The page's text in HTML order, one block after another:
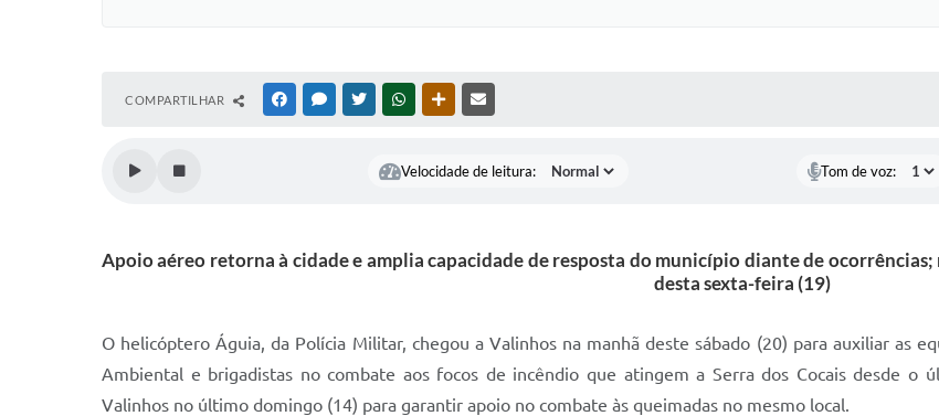
COMPARTILHAR FACEBOOKMESSENGER
TWITTERWHATSAPPOUTRAS MÍDIAS
Velocidade de leitura: Tom de voz:
Apoio aéreo retorna à cidade e amplia capacidade de resposta do município diante de
desta sexta-feira (19)
O helicóptero Águia, da Polícia Militar, chegou a Valinhos na manhã deste sábado (20) para auxiliar as
Ambiental e brigadistas no combate aos focos de incêndio que atingem a Serra dos Cocais desde o
Valinhos no último domingo (14) para garantir apoio no combate às queimadas no mesmo local.